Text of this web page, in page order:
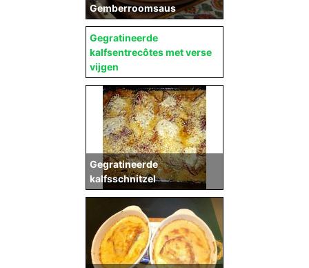
Gemberroomsaus
Gegratineerde
kalfsentrecôtes met verse
vijgen
Gegratineerde
kalfsschnitzel